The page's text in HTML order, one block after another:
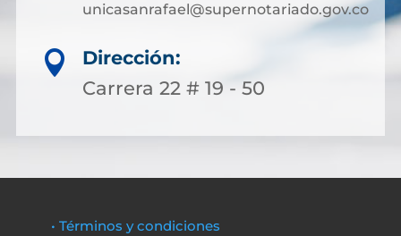
unicasanrafael@supernotariado.gov.co

Dirección:
Carrera 22 # 19 - 50
• Términos y condiciones